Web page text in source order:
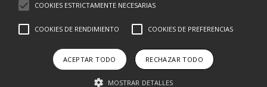
de RRSS
COOKIES ESTRICTAMENTE NECESARIAS
COOKIES DE RENDIMIENTO COOKIES DE PREFERENCIAS
ACEPTAR TODO RECHAZAR TODO
MOSTRAR DETALLES